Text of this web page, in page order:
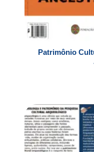
Patrimônio